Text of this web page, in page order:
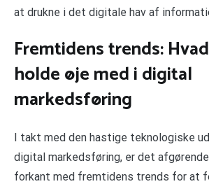
at drukne i det digitale hav af
Fremtidens trends:
holde øje med i digital
markedsføring
I takt med den hastige teknologiske
digital markedsføring, er det
forkant med fremtidens trends for at